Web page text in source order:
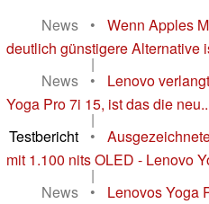
News
•
Wenn Apples
deutlich günstigere Alternative
|
News
•
Lenovo
Yoga Pro 7i 15, ist das die
|
Testbericht
•
mit 1.100 nits OLED - Lenovo
|
News
•
Lenovos Yoga